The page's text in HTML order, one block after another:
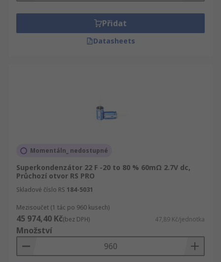
Přidat
Datasheets
Momentáln_ nedostupné
Superkondenzátor 22 F -20 to 80 % 60mΩ 2.7V dc,
Průchozí otvor RS PRO
Skladové číslo RS 184-5031
Mezisoučet (1 tác po 960 kusech)
45 974,40 Kč(bez DPH) 47,89 Kč/jednotka
Množství